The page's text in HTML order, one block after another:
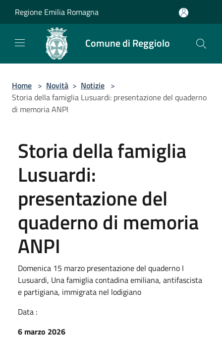
Regione Emilia Romagna
Comune di Reggiolo
Home > Novità > Notizie >
Storia della famiglia Lusuardi: presentazione del quaderno
di memoria ANPI
Storia della famiglia
Lusuardi:
presentazione del
quaderno di memoria
ANPI
Domenica 15 marzo presentazione del quaderno I
Lusuardi, Una famiglia contadina emiliana, antifascista
e partigiana, immigrata nel lodigiano
Data :
6 marzo 2026